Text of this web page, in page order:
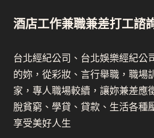
酒店工作兼職兼差打工諮
台北經紀公司、台北娛樂經紀公
的妳，從彩妝、言行舉職，職場
家，專人職場較續，讓妳兼差應
脫貧窮、學貸、貸款、生活各種
享受美好人生